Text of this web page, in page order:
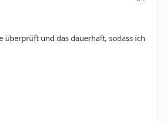
überprüft und das dauerhaft, sodass ich